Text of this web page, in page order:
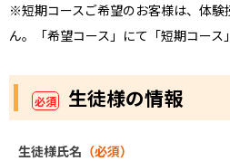
※短期コースご希望のお客様は、体験
ん。「希望コース」にて「短期コース
必須 生徒様の情報
生徒様氏名 （必須）